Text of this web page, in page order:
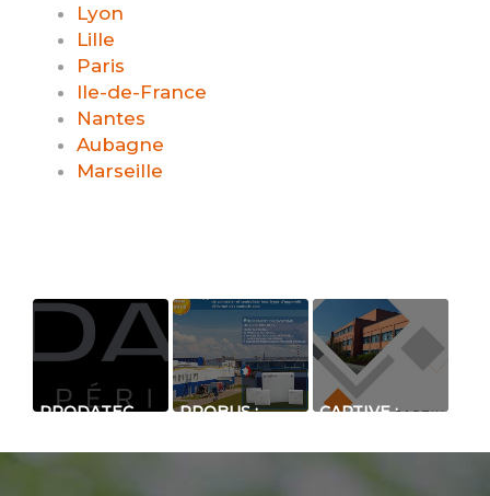
Lyon
Lille
Paris
Ile-de-France
Nantes
Aubagne
Marseille
PRODATEC
PROBUS :
CAPTIVE :